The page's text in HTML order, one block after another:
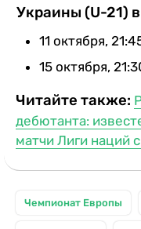
Украины (U-21)
11 октября,
15 октября,
Читайте также:
дебютанта:
матчи Лиги наций
Чемпионат Европы